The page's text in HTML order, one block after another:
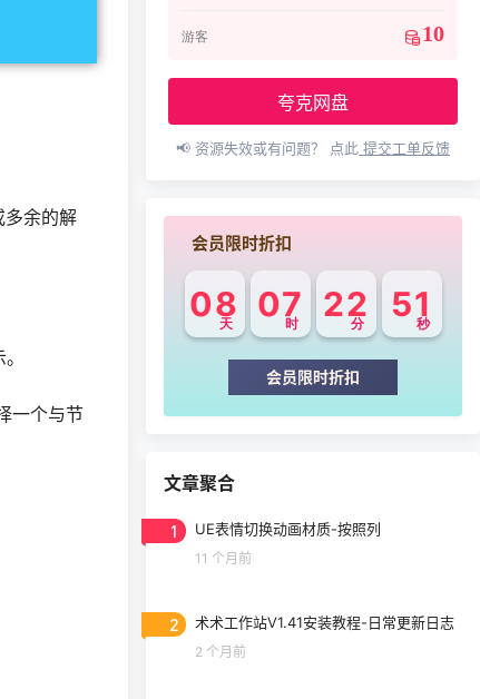
多余的解
一个与节
游客 10
夸克网盘
📢 资源失效或有问题？ 点此 提交工单反馈
会员限时折扣
天
08 时
07 分
22 秒
51
会员限时折扣
文章聚合
1 UE表情切换动画材质-按照列
11 个月前
2 术术工作站V1.41安装教程-日常更新日志
2 个月前